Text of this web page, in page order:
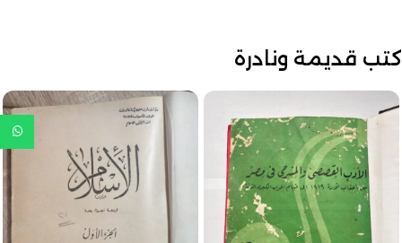
كتب قديمة ونادرة